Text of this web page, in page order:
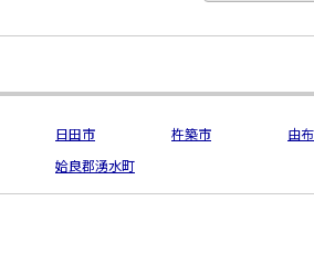
日田市 杵築市 由
姶良郡湧水町